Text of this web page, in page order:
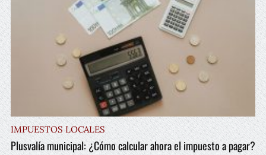
IMPUESTOS LOCALES
Plusvalía municipal: ¿Cómo calcular ahora el impuesto a pagar?